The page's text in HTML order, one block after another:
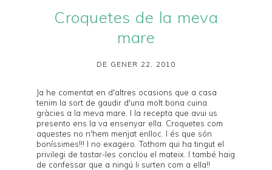
Croquetes de la meva
mare
DE GENER 22, 2010
Ja he comentat en d'altres ocasions que a casa
tenim la sort de gaudir d'una molt bona cuina
gràcies a la meva mare. I la recepta que avui us
presento ens la va ensenyar ella. Croquetes com
aquestes no n'hem menjat enlloc. I és que són
boníssimes!!! I no exagero. Tothom qui ha tingut el
privilegi de tastar-les conclou el mateix. I també haig
de confessar que a ningú li surten com a ella!!